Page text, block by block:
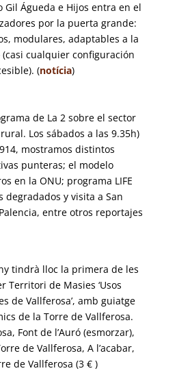
Gil Águeda e Hijos entra en el
por la puerta grande:
modulares, adaptables a la
cualquier configuración
(notícia)
de La 2 sobre el sector
Los sábados a las 9.35h)
mostramos distintos
punteras; el modelo
en la ONU; programa LIFE
degradados y visita a San
entre otros reportajes
tindrà lloc la primera de les
Territori de Masies ‘Usos
de Vallferosa’, amb guiatge
de la Torre de Vallferosa.
Font de l’Auró (esmorzar),
de Vallferosa, A l’acabar,
de Vallferosa (3 € )